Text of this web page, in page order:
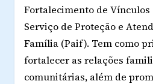
Fortalecimento de Vínculos
Serviço de Proteção e
Família (Paif). Tem como
fortalecer as relações
comunitárias, além de